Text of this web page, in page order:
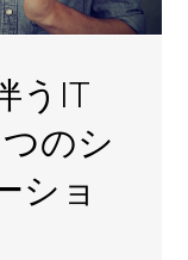
うIT
のシ
ショ